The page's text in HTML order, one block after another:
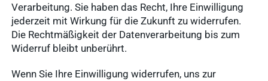
Service
Ergebnisse
Verarbeitung. Sie haben das Recht, Ihre Einwilligung
jederzeit mit Wirkung für die Zukunft zu widerrufen.
Die Rechtmäßigkeit der Datenverarbeitung bis zum
Widerruf bleibt unberührt.
Wenn Sie Ihre Einwilligung widerrufen, uns zur